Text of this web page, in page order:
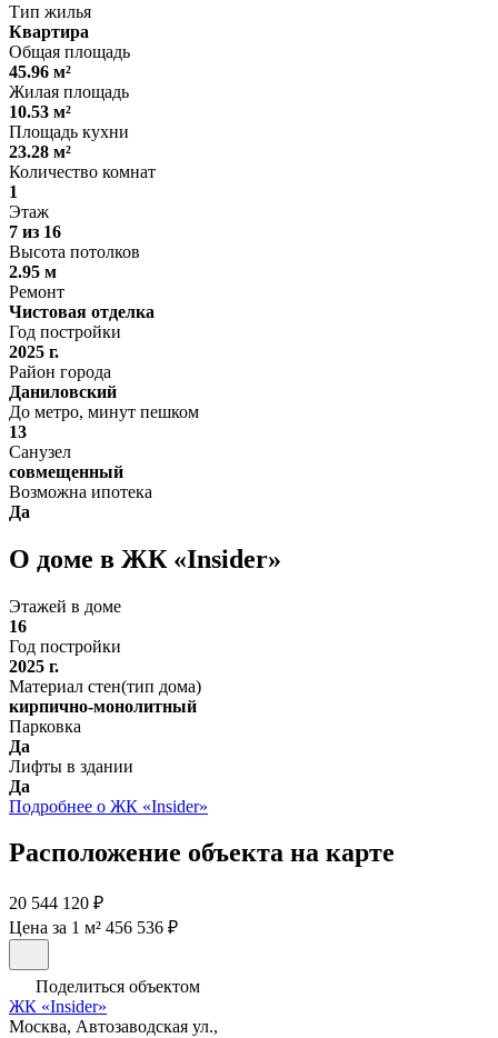
Тип жилья
Квартира
Общая площадь
45.96 м²
Жилая площадь
10.53 м²
Площадь кухни
23.28 м²
Количество комнат
1
Этаж
7 из 16
Высота потолков
2.95 м
Ремонт
Чистовая отделка
Год постройки
2025 г.
Район города
Даниловский
До метро, минут пешком
13
Санузел
совмещенный
Возможна ипотека
Да
О доме в ЖК «Insider»
Этажей в доме
16
Год постройки
2025 г.
Материал стен(тип дома)
кирпично-монолитный
Парковка
Да
Лифты в здании
Да
Подробнее о ЖК «Insider»
Расположение объекта на карте
20 544 120 ₽
Цена за 1 м² 456 536 ₽
Поделиться объектом
ЖК «Insider»
Москва, Автозаводская ул.,